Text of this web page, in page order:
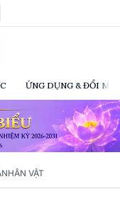
ỨNG DỤNG & ĐỔI
NHÂN VẬT